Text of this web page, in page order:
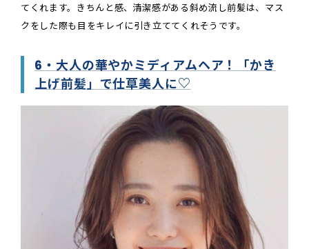
てくれます。きちんと感、清潔感がある斜め流し前髪は、マス
クをした際も目をキレイに引き立ててくれそうです。
6・大人の華やかミディアムヘア！「かき
上げ前髪」で仕草美人に♡